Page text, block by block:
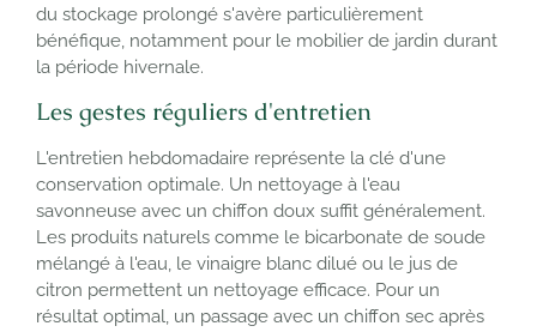
du stockage prolongé s'avère particulièrement
bénéfique, notamment pour le mobilier de jardin durant
la période hivernale.
Les gestes réguliers d'entretien
L'entretien hebdomadaire représente la clé d'une
conservation optimale. Un nettoyage à l'eau
savonneuse avec un chiffon doux suffit généralement.
Les produits naturels comme le bicarbonate de soude
mélangé à l'eau, le vinaigre blanc dilué ou le jus de
citron permettent un nettoyage efficace. Pour un
résultat optimal, un passage avec un chiffon sec après